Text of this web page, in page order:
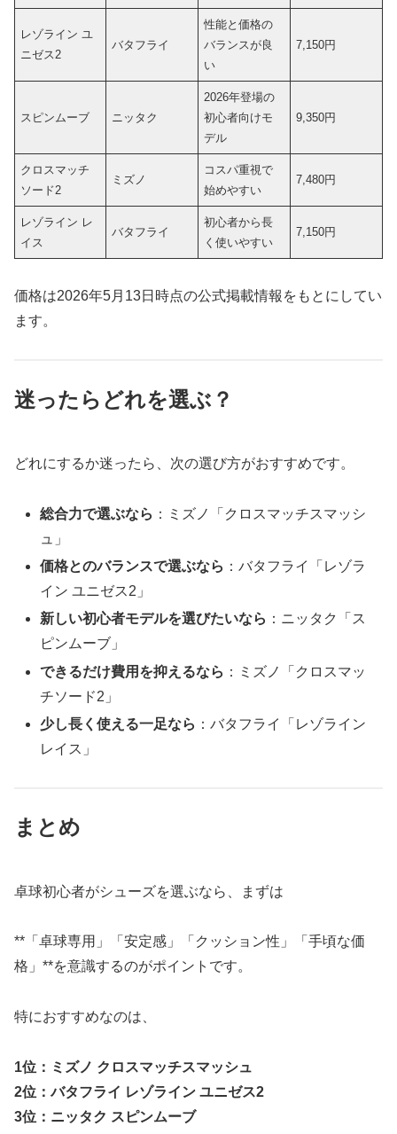
レゾライン ユ
ニゼス2
バタフライ
性能と価格の
バランスが良
い
7,150円
スピンムーブ ニッタク
2026年登場の
初心者向けモ
デル
9,350円
クロスマッチ
ソード2
ミズノ
コスパ重視で
始めやすい
7,480円
レゾライン レ
イス
バタフライ
初心者から長
く使いやすい
7,150円
価格は2026年5月13日時点の公式掲載情報をもとにしてい
ます。
迷ったらどれを選ぶ？
どれにするか迷ったら、次の選び方がおすすめです。
総合力で選ぶなら ：ミズノ「クロスマッチスマッシ
ュ」
価格とのバランスで選ぶなら ：バタフライ「レゾラ
イン ユニゼス2」
新しい初心者モデルを選びたいなら ：ニッタク「ス
ピンムーブ」
できるだけ費用を抑えるなら ：ミズノ「クロスマッ
チソード2」
少し長く使える一足なら ：バタフライ「レゾライン
レイス」
まとめ
卓球初心者がシューズを選ぶなら、まずは
**「卓球専用」「安定感」「クッション性」「手頃な価
格」**を意識するのがポイントです。
特におすすめなのは、
1位：ミズノ クロスマッチスマッシュ
2位：バタフライ レゾライン ユニゼス2
3位：ニッタク スピンムーブ